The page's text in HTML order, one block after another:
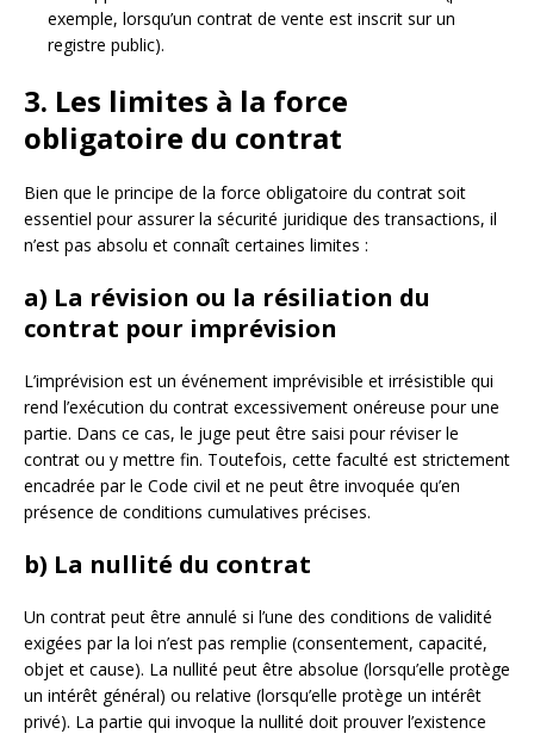
exemple, lorsqu’un contrat de vente est inscrit sur un
registre public).
3. Les limites à la force
obligatoire du contrat
Bien que le principe de la force obligatoire du contrat soit
essentiel pour assurer la sécurité juridique des transactions, il
n’est pas absolu et connaît certaines limites :
a) La révision ou la résiliation du
contrat pour imprévision
L’imprévision est un événement imprévisible et irrésistible qui
rend l’exécution du contrat excessivement onéreuse pour une
partie. Dans ce cas, le juge peut être saisi pour réviser le
contrat ou y mettre fin. Toutefois, cette faculté est strictement
encadrée par le Code civil et ne peut être invoquée qu’en
présence de conditions cumulatives précises.
b) La nullité du contrat
Un contrat peut être annulé si l’une des conditions de validité
exigées par la loi n’est pas remplie (consentement, capacité,
objet et cause). La nullité peut être absolue (lorsqu’elle protège
un intérêt général) ou relative (lorsqu’elle protège un intérêt
privé). La partie qui invoque la nullité doit prouver l’existence